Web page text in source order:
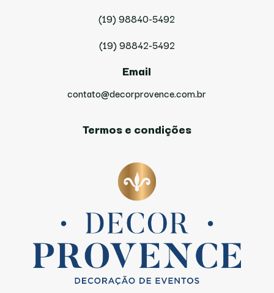
(19) 98840-5492
(19) 98842-5492
Email
contato@decorprovence.com.br
Termos e condições